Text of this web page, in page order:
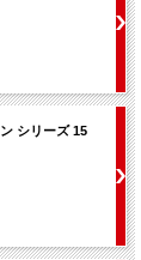
シリーズ 15